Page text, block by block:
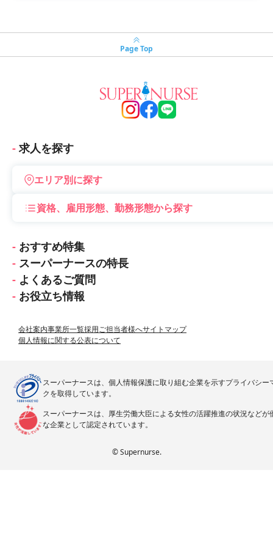
Page Top
おすすめ特集
スーパーナースの特長
よくあるご質問
お役立ち情報
求人を探す
エリア別に探す
資格、雇用形態、勤務形態から探す
会社案内事業所一覧採用ご担当者様へサイトマップ
個人情報に関する公表について
スーパーナースは、個人情報保護に取り組む企業を示すプライバシー
クを取得しています。
スーパーナースは、厚生労働大臣による女性の活躍推進の状況などが
な企業として認定されています。
© Supernurse.